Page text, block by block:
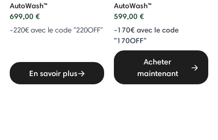
AutoWash™
699,00 €
-220€ avec le code "220OFF"
En savoir plus
AutoWash™
599,00 €
-170€ avec le code
"170OFF"
Acheter
maintenant